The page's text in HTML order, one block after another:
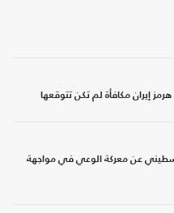
إيران مكافأة لم تكن تتوقعها
عن معركة الوعي في مواجهة